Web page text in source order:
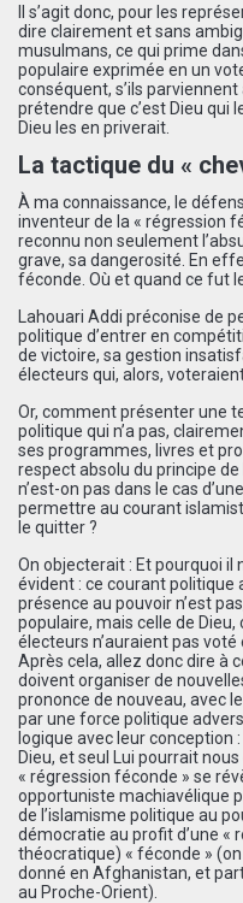
Il s’agit donc, pour les
dire clairement et sans
musulmans, ce qui prime
populaire exprimée en un
conséquent, s’ils
prétendre que c’est Dieu qui
Dieu les en priverait.
La tactique du «
À ma connaissance, le
inventeur de la « régression
reconnu non seulement
grave, sa dangerosité. En
féconde. Où et quand ce fut
Lahouari Addi préconise de
politique d’entrer en
de victoire, sa gestion
électeurs qui, alors,
Or, comment présenter une
politique qui n’a pas,
ses programmes, livres et
respect absolu du principe
n’est-on pas dans le cas
permettre au courant
le quitter ?
On objecterait : Et pourquoi
évident : ce courant politique
présence au pouvoir n’est
populaire, mais celle de Dieu,
électeurs n’auraient pas
Après cela, allez donc dire à
doivent organiser de
prononce de nouveau, avec
par une force politique
logique avec leur conception
Dieu, et seul Lui pourrait
« régression féconde » se
opportuniste machiavélique
de l’islamisme politique au
démocratie au profit d’une «
théocratique) « féconde »
donné en Afghanistan, et
au Proche-Orient).